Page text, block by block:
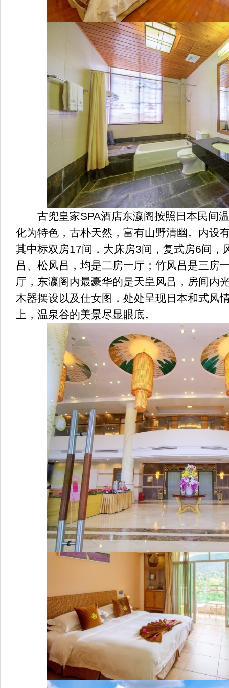
古兜皇家SPA酒店东瀛阁按照日本民间温
化为特色，古朴天然，富有山野清幽。内设
其中标双房17间，大床房3间，复式房6间，
吕、松风吕，均是二房一厅；竹风吕是三房
厅，东瀛阁内最豪华的是天皇风吕，房间内
木器摆设以及仕女图，处处呈现日本和式风
上，温泉谷的美景尽显眼底。